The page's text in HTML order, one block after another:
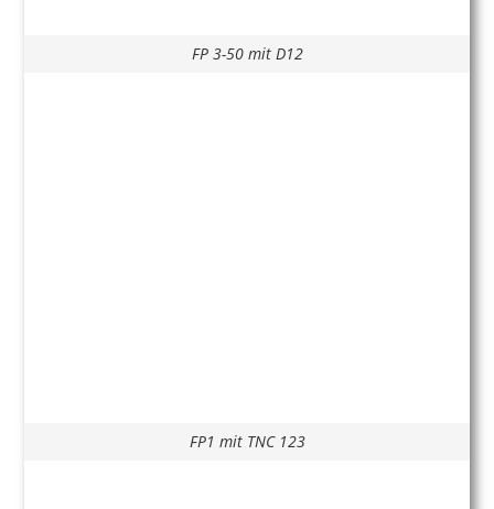
FP 3-50 mit D12
FP1 mit TNC 123